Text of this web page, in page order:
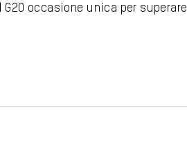
occasione unica per superare